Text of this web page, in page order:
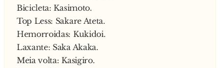
Bicicleta: Kasimoto.
Top Less: Sakare Ateta.
Hemorroidas: Kukidoi.
Laxante: Saka Akaka.
Meia volta: Kasigiro.